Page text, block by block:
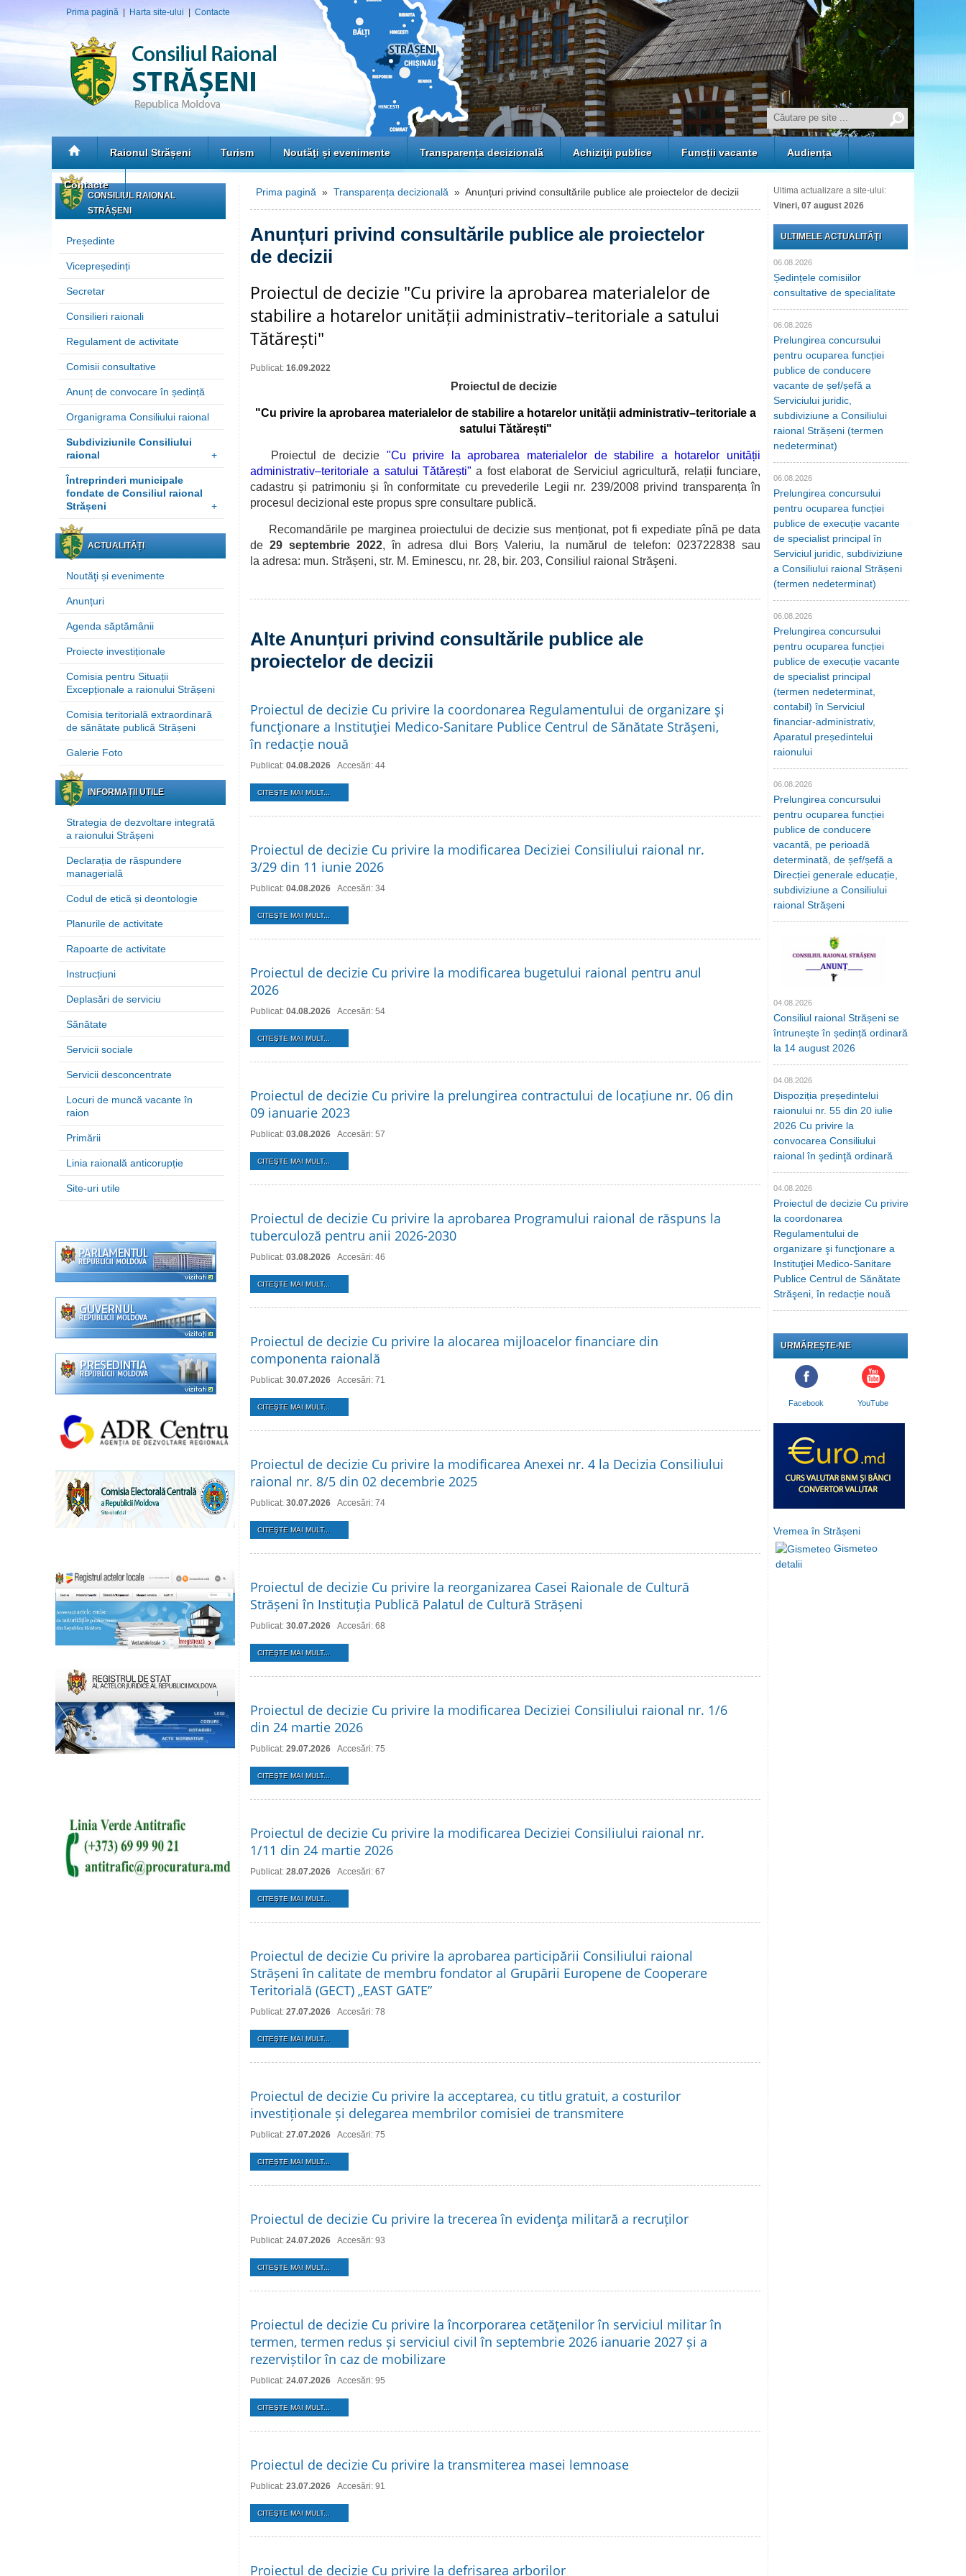
Prima pagină Harta site-ului Contacte
Raionul Strășeni Turism Noutăţi și evenimente Transparența decizională Achiziţii publice Funcții vacante Audiența
Contacte
CONSILIUL RAIONAL
STRĂȘENI
Președinte
Vicepreședinți
Secretar
Consilieri raionali
Regulament de activitate
Comisii consultative
Anunț de convocare în ședință
Organigrama Consiliului raional
Subdiviziunile Consiliului
raional
+
Întreprinderi municipale
fondate de Consiliul raional
Strășeni
+
ACTUALITĂȚI
Noutăţi și evenimente
Anunțuri
Agenda săptămânii
Proiecte investiționale
Comisia pentru Situații
Excepționale a raionului Strășeni
Comisia teritorială extraordinară
de sănătate publică Strășeni
Galerie Foto
INFORMAȚII UTILE
Strategia de dezvoltare integrată
a raionului Strășeni
Declarația de răspundere
managerială
Codul de etică și deontologie
Planurile de activitate
Rapoarte de activitate
Instrucțiuni
Deplasări de serviciu
Sănătate
Servicii sociale
Servicii desconcentrate
Locuri de muncă vacante în
raion
Primării
Linia raională anticorupție
Site-uri utile
Prima pagină » Transparența decizională » Anunțuri privind consultările publice ale proiectelor de decizii
Anunțuri privind consultările publice ale proiectelor
de decizii
Proiectul de decizie "Cu privire la aprobarea materialelor de
stabilire a hotarelor unității administrativ–teritoriale a satului
Tătărești"
Publicat: 16.09.2022
Proiectul de decizie
"Cu privire la aprobarea materialelor de stabilire a hotarelor unității administrativ–teritoriale a
satului Tătărești"
Proiectul de decizie "Cu privire la aprobarea materialelor de stabilire a hotarelor unității
administrativ–teritoriale a satului Tătărești" a fost elaborat de Serviciul agricultură, relații funciare,
cadastru și patrimoniuși în conformitate cu prevederile Legii nr. 239/2008 privind transparența în
procesul decizional este propus spre consultare publică.
Recomandările pe marginea proiectului de decizie sus menționat, pot fi expediate pînă pe data
de 29 septembrie 2022, în adresa dlui Borș Valeriu, la numărul de telefon: 023722838 sau
la adresa: mun. Strășeni, str. M. Eminescu, nr. 28, bir. 203, Consiliul raional Străşeni.
Alte Anunțuri privind consultările publice ale
proiectelor de decizii
Proiectul de decizie Cu privire la coordonarea Regulamentului de organizare şi
funcţionare a Instituţiei Medico-Sanitare Publice Centrul de Sănătate Străşeni,
în redacție nouă
Publicat: 04.08.2026 Accesări: 44
CITEŞTE MAI MULT...
Proiectul de decizie Cu privire la modificarea Deciziei Consiliului raional nr.
3/29 din 11 iunie 2026
Publicat: 04.08.2026 Accesări: 34
CITEŞTE MAI MULT...
Proiectul de decizie Cu privire la modificarea bugetului raional pentru anul
2026
Publicat: 04.08.2026 Accesări: 54
CITEŞTE MAI MULT...
Proiectul de decizie Cu privire la prelungirea contractului de locațiune nr. 06 din
09 ianuarie 2023
Publicat: 03.08.2026 Accesări: 57
CITEŞTE MAI MULT...
Proiectul de decizie Cu privire la aprobarea Programului raional de răspuns la
tuberculoză pentru anii 2026-2030
Publicat: 03.08.2026 Accesări: 46
CITEŞTE MAI MULT...
Proiectul de decizie Cu privire la alocarea mijloacelor financiare din
componenta raională
Publicat: 30.07.2026 Accesări: 71
CITEŞTE MAI MULT...
Proiectul de decizie Cu privire la modificarea Anexei nr. 4 la Decizia Consiliului
raional nr. 8/5 din 02 decembrie 2025
Publicat: 30.07.2026 Accesări: 74
CITEŞTE MAI MULT...
Proiectul de decizie Cu privire la reorganizarea Casei Raionale de Cultură
Strășeni în Instituția Publică Palatul de Cultură Strășeni
Publicat: 30.07.2026 Accesări: 68
CITEŞTE MAI MULT...
Proiectul de decizie Cu privire la modificarea Deciziei Consiliului raional nr. 1/6
din 24 martie 2026
Publicat: 29.07.2026 Accesări: 75
CITEŞTE MAI MULT...
Proiectul de decizie Cu privire la modificarea Deciziei Consiliului raional nr.
1/11 din 24 martie 2026
Publicat: 28.07.2026 Accesări: 67
CITEŞTE MAI MULT...
Proiectul de decizie Cu privire la aprobarea participării Consiliului raional
Strășeni în calitate de membru fondator al Grupării Europene de Cooperare
Teritorială (GECT) „EAST GATE”
Publicat: 27.07.2026 Accesări: 78
CITEŞTE MAI MULT...
Proiectul de decizie Cu privire la acceptarea, cu titlu gratuit, a costurilor
investiționale și delegarea membrilor comisiei de transmitere
Publicat: 27.07.2026 Accesări: 75
CITEŞTE MAI MULT...
Proiectul de decizie Cu privire la trecerea în evidenţa militară a recruților
Publicat: 24.07.2026 Accesări: 93
CITEŞTE MAI MULT...
Proiectul de decizie Cu privire la încorporarea cetăţenilor în serviciul militar în
termen, termen redus și serviciul civil în septembrie 2026 ianuarie 2027 și a
rezerviștilor în caz de mobilizare
Publicat: 24.07.2026 Accesări: 95
CITEŞTE MAI MULT...
Proiectul de decizie Cu privire la transmiterea masei lemnoase
Publicat: 23.07.2026 Accesări: 91
CITEŞTE MAI MULT...
Proiectul de decizie Cu privire la defrișarea arborilor
Ultima actualizare a site-ului:
Vineri, 07 august 2026
ULTIMELE ACTUALITĂŢI
06.08.2026
Ședințele comisiilor
consultative de specialitate
06.08.2026
Prelungirea concursului
pentru ocuparea funcției
publice de conducere
vacante de șef/șefă a
Serviciului juridic,
subdiviziune a Consiliului
raional Strășeni (termen
nedeterminat)
06.08.2026
Prelungirea concursului
pentru ocuparea funcției
publice de execuție vacante
de specialist principal în
Serviciul juridic, subdiviziune
a Consiliului raional Strășeni
(termen nedeterminat)
06.08.2026
Prelungirea concursului
pentru ocuparea funcției
publice de execuție vacante
de specialist principal
(termen nedeterminat,
contabil) în Serviciul
financiar-administrativ,
Aparatul președintelui
raionului
06.08.2026
Prelungirea concursului
pentru ocuparea funcției
publice de conducere
vacantă, pe perioadă
determinată, de șef/șefă a
Direcției generale educație,
subdiviziune a Consiliului
raional Strășeni
04.08.2026
Consiliul raional Strășeni se
întrunește în ședință ordinară
la 14 august 2026
04.08.2026
Dispoziția președintelui
raionului nr. 55 din 20 iulie
2026 Cu privire la
convocarea Consiliului
raional în şedinţă ordinară
04.08.2026
Proiectul de decizie Cu privire
la coordonarea
Regulamentului de
organizare şi funcţionare a
Instituţiei Medico-Sanitare
Publice Centrul de Sănătate
Străşeni, în redacție nouă
URMĂREȘTE-NE
Facebook YouTube
Vremea în Strășeni
Gismeteo
detalii